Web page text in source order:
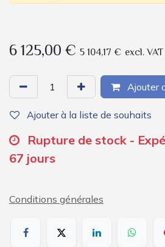
6 125,00€ 5 104,17 € excl. VAT
Ajouter
Ajouter à la liste de souhaits
Rupture de stock -
67 jours
Conditions générales